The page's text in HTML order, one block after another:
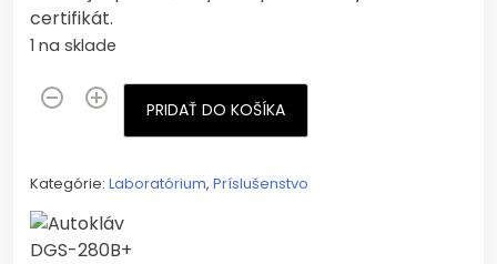
certifikát.
1 na sklade
PRIDAŤ DO KOŠÍKA
Kategórie: Laboratórium, Príslušenstvo